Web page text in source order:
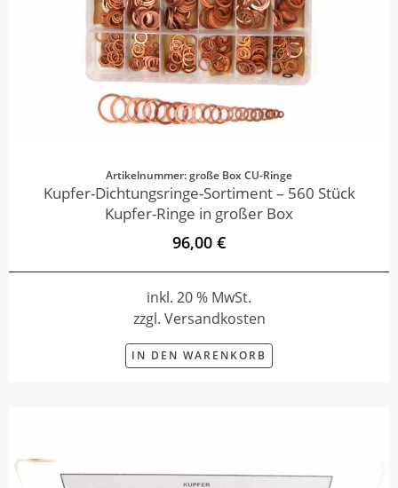
Artikelnummer: große Box CU-Ringe
Kupfer-Dichtungsringe-Sortiment – 560 Stück
Kupfer-Ringe in großer Box
96,00 €
inkl. 20 % MwSt.
zzgl. Versandkosten
IN DEN WARENKORB